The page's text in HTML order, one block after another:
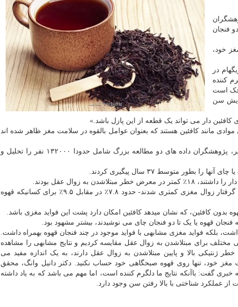
فنجان
خود،
در
کننده
است
سن
دار می تواند یک قطعه از این پازل باشد.»
مانند کافئین هستند که بعنوان عوامل بالقوه در سلامت مغز ظاهر شده اند
برای بررسی این که آیا این نوشیدنی ها واقعا مفید هستند یا خیر، پژوهشگران داده های دو مطالعه بزرگ شامل حدودا ۱۳۲۰۰۰ نفر را تحلیل و
متوسط ۳۷ سال پیگیری کردند.
به زوال عقل بودند.
همچنین، همانطور که در آزمایش های شناختی مشاهده شد، آنها گرفتار زوال مغزی کمتری شدند- حدود ۷.۸٪ در مقابل ۹.۵٪ برای کسانیکه قهوه
بدون کافئین، که نشان میدهد کافئین امکان دارد پشت این فواید مغزی باشد.
فنجان قهوه یا یک تا دو فنجان چای می نوشیدند، بیشتر مشهود بود.
بلکه فواید مغزی مشابهی با فواید موجود در چند فنجان قهوه بهمراه داشت.
مختلف برای مبتلاشدن به زوال عقل مقایسه کردیم و نتایج مشابهی را مشاهده
ژنتیکی بالا و پایین مبتلاشدن به زوال عقل دارند، به یک اندازه مفید می
خود، تنها روی قهوه صبحگاهی خود حساب نکنید. دکتر دانیل وانگ، محقق
گفت: باآنکه نتایج ما دلگرم کننده است، اما مهم می باشد که به یاد داشته
از عملکرد شناختی با بالا رفتن سن وجود دارد.